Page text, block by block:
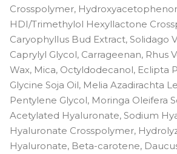
Crosspolymer,
HDI/Trimethylol Hexyllactone
Caryophyllus Bud Extract, Solidago
Caprylyl Glycol, Carrageenan, Rhus
Wax, Mica, Octyldodecanol, Eclipta
Glycine Soja Oil, Melia Azadirachta
Pentylene Glycol, Moringa Oleifera
Acetylated Hyaluronate, Sodium
Hyaluronate Crosspolymer,
Hyaluronate, Beta-carotene,